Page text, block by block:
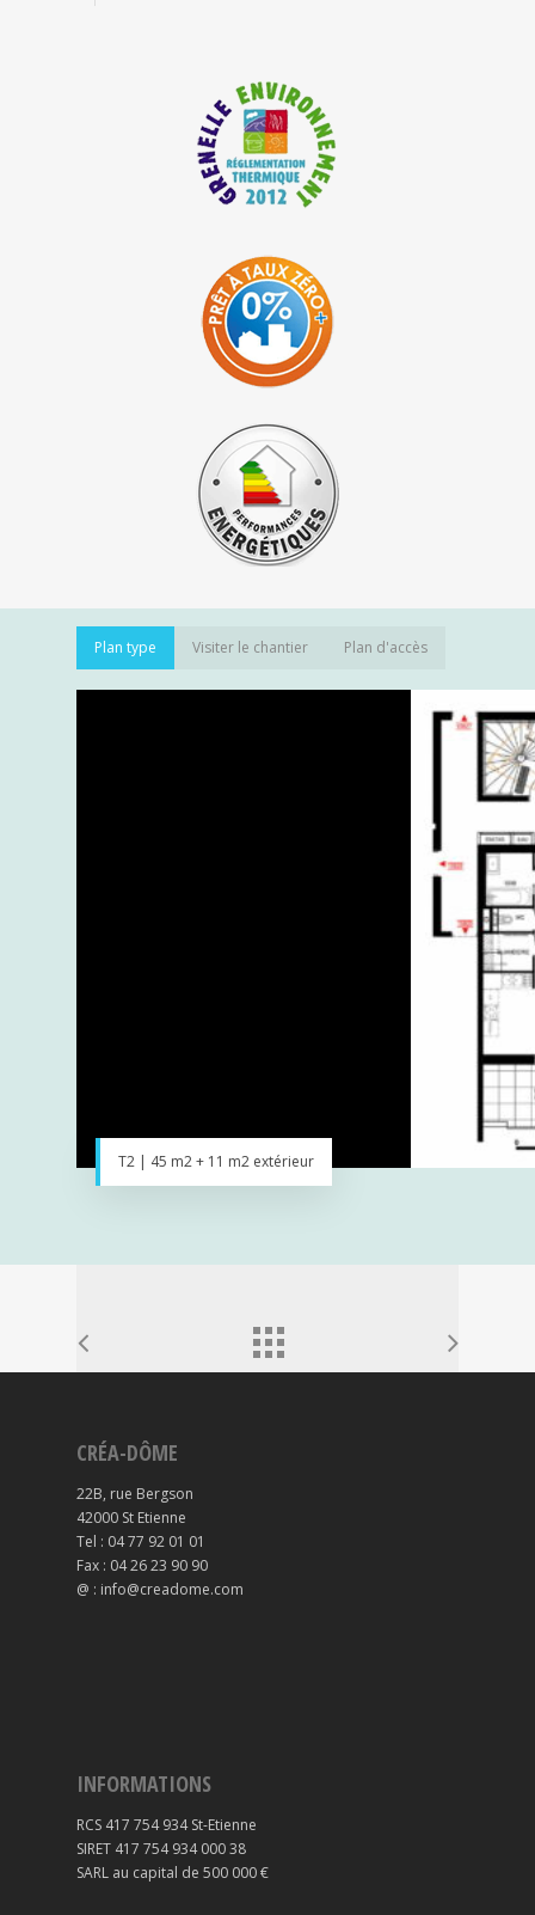
Plan type Visiter le chantier Plan d'accès
T2 | 45 m2 + 11 m2 extérieur
CRÉA-DÔME
22B, rue Bergson
42000 St Etienne
Tel : 04 77 92 01 01
Fax : 04 26 23 90 90
@ : info@creadome.com
INFORMATIONS
RCS 417 754 934 St-Etienne
SIRET 417 754 934 000 38
SARL au capital de 500 000 €